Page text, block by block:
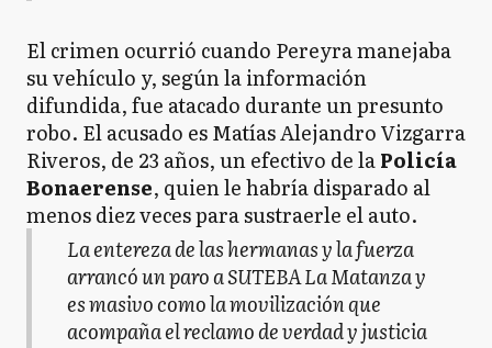
El crimen ocurrió cuando Pereyra manejaba
su vehículo y, según la información
difundida, fue atacado durante un presunto
robo. El acusado es Matías Alejandro Vizgarra
Riveros, de 23 años, un efectivo de laPolicía
Bonaerense, quien le habría disparado al
menos diez veces para sustraerle el auto.
La entereza de las hermanas y la fuerza
arrancó un paro a SUTEBA La Matanza y
es masivo como la movilización que
acompaña el reclamo de verdad y justicia